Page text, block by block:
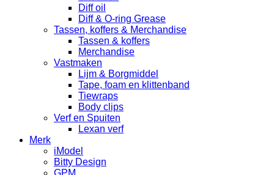
Diff oil
Diff & O-ring Grease
Tassen, koffers & Merchandise
Tassen & koffers
Merchandise
Vastmaken
Lijm & Borgmiddel
Tape, foam en klittenband
Tiewraps
Body clips
Verf en Spuiten
Lexan verf
Merk
iModel
Bitty Design
GPM